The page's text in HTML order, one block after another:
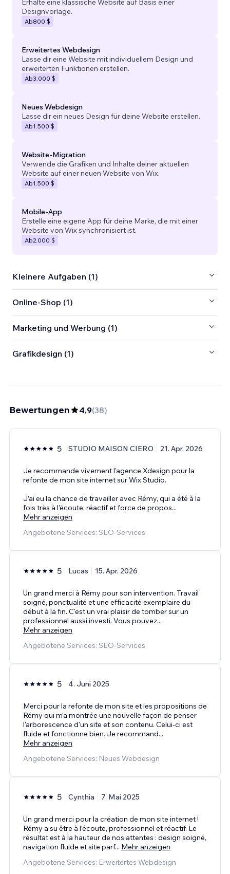
Erhalte eine klassische Website auf Basis einer
Designvorlage.
Ab800 $
Erweitertes Webdesign
Lasse dir eine Website mit individuellem Design und
erweiterten Funktionen erstellen.
Ab3.000 $
Neues Webdesign
Lasse dir ein neues Design für deine Website erstellen.
Ab1.500 $
Website-Migration
Verwende die Grafiken und Inhalte deiner aktuellen
Website auf einer neuen Website von Wix.
Ab1.500 $
Mobile-App
Erstelle eine eigene App für deine Marke, die mit einer
Website von Wix synchronisiert ist.
Ab2.000 $
Kleinere Aufgaben (1)
Online-Shop (1)
Marketing und Werbung (1)
Grafikdesign (1)
Bewertungen 4,9(38)
5 STUDIO MAISON CIERO 21. Apr. 2026
Je recommande vivement l’agence Xdesign pour la
refonte de mon site internet sur Wix Studio.
J’ai eu la chance de travailler avec Rémy, qui a été à la
fois très à l’écoute, réactif et force de propos...
Mehr anzeigen
Angebotene Services: SEO-Services
5 Lucas 15. Apr. 2026
Un grand merci à Rémy pour son intervention. Travail
soigné, ponctualité et une efficacité exemplaire du
début à la fin. C'est un vrai plaisir de tomber sur un
professionnel aussi investi. Vous pouvez...
Mehr anzeigen
Angebotene Services: SEO-Services
5 4. Juni 2025
Merci pour la refonte de mon site et les propositions de
Rémy qui m'a montrée une nouvelle façon de penser
l'arborescence d'un site et son contenu. Celui-ci est
fluide et fonctionne bien. Je recommand...
Mehr anzeigen
Angebotene Services: Neues Webdesign
5 Cynthia 7. Mai 2025
Un grand merci pour la création de mon site internet !
Rémy a su être à l’écoute, professionnel et réactif. Le
résultat est à la hauteur de nos attentes : design soigné,
navigation fluide et site parf... Mehr anzeigen
Angebotene Services: Erweitertes Webdesign